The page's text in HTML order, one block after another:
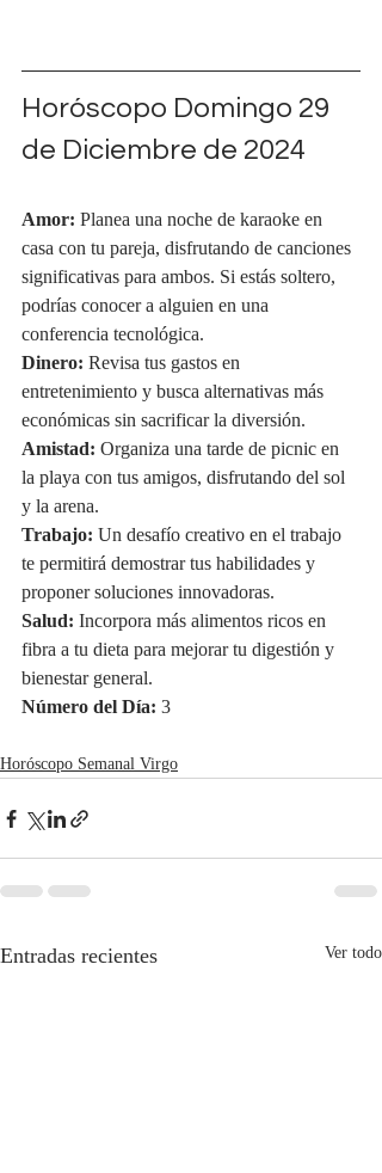
Horóscopo Domingo 29
de Diciembre de 2024
Amor: Planea una noche de karaoke en
casa con tu pareja, disfrutando de canciones
significativas para ambos. Si estás soltero,
podrías conocer a alguien en una
conferencia tecnológica.
Dinero: Revisa tus gastos en
entretenimiento y busca alternativas más
económicas sin sacrificar la diversión.
Amistad: Organiza una tarde de picnic en
la playa con tus amigos, disfrutando del sol
y la arena.
Trabajo: Un desafío creativo en el trabajo
te permitirá demostrar tus habilidades y
proponer soluciones innovadoras.
Salud: Incorpora más alimentos ricos en
fibra a tu dieta para mejorar tu digestión y
bienestar general.
Número del Día: 3
Horóscopo Semanal Virgo
Entradas recientes Ver todo